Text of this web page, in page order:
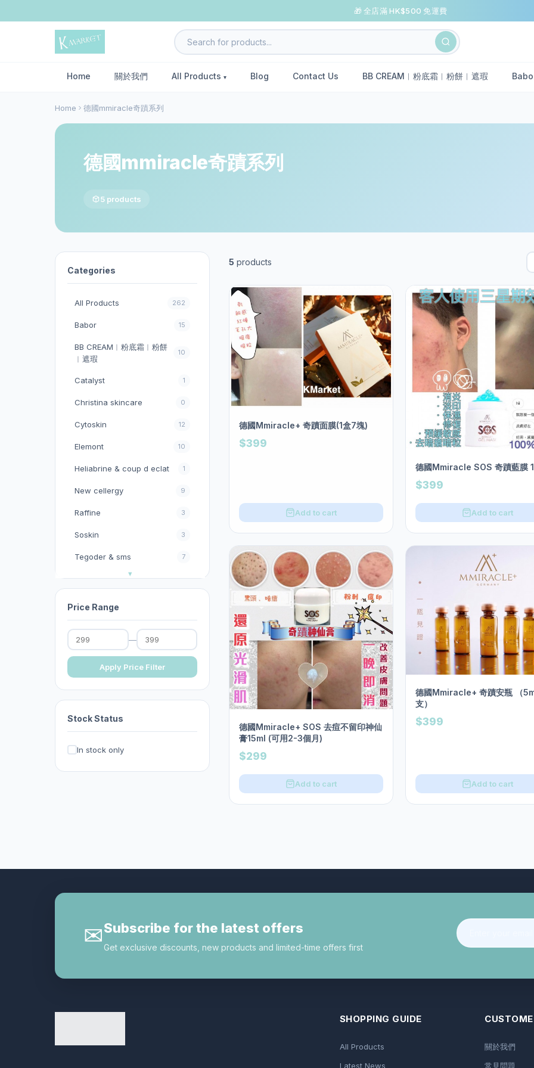
🎁 全店滿 HK$500 免運費
Home 關於我們 All Products Blog Contact Us BB CREAM︱粉底霜︱粉餅︱遮瑕
Home 德國mmiracle奇蹟系列
德國mmiracle奇蹟系列
5 products
Categories
All Products 262
Babor 15
BB CREAM︱粉底霜︱粉餅
︱遮瑕
10
Catalyst 1
Christina skincare 0
Cytoskin 12
Elemont 10
Heliabrine & coup d eclat 1
New cellergy 9
Raffine 3
Soskin 3
Tegoder & sms 7
今期優惠 32
其他 2
其他護膚品牌
去暗瘡︱去印︱去斑︱去角
質︱去黑頭︱按摩霜
台灣官方KXL 閃電褲系列 0
呂
妝前乳︱隔離霜︱防曬
潤唇︱唇膏︱唇彩
Price Range
—
Apply Price Filter
Stock Status
In stock only
5 products
德國Mmiracle+ 奇蹟面膜(1盒7塊)
$399
Add to cart
德國Mmiracle SOS 奇蹟藍膜
$399
Add to cart
德國Mmiracle+ SOS 去痘不留印神仙
膏15ml (可用2-3個月)
$299
Add to cart
德國Mmiracle+ 奇蹟安瓶 （
支）
$399
Add to cart
✉Subscribe for the latest offers
Get exclusive discounts, new products and limited-time offers first
SHOPPING GUIDE
All Products
Latest News
關於我們
常見問題